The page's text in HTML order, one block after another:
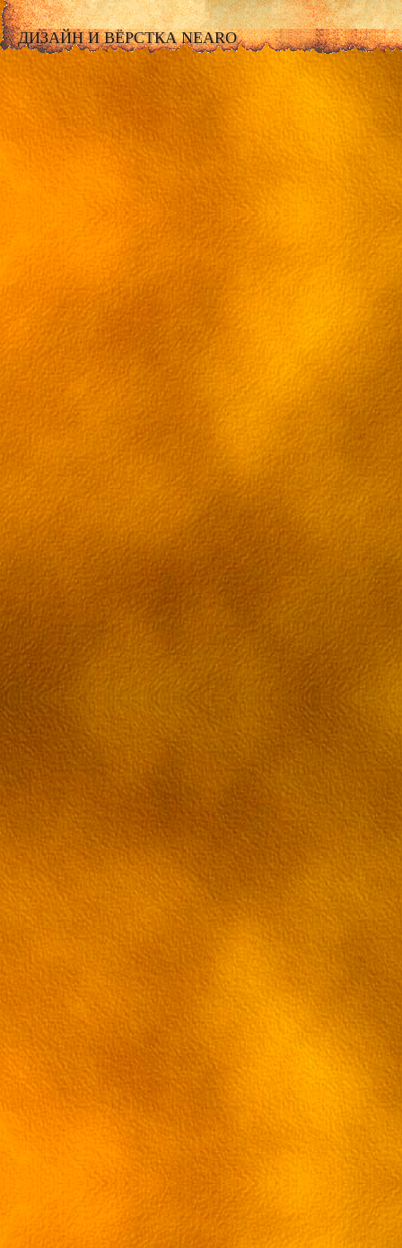
ДИЗАЙН И ВЁРСТКА NEARO